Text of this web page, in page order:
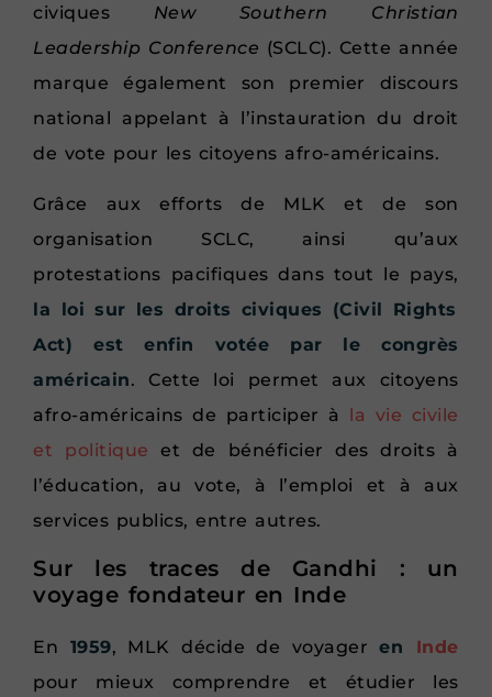
civiques New Southern Christian
Leadership Conference (SCLC). Cette année
marque également son premier discours
national appelant à l’instauration du droit
de vote pour les citoyens afro-américains.
Grâce aux efforts de MLK et de son
organisation SCLC, ainsi qu’aux
protestations pacifiques dans tout le pays,
la loi sur les droits civiques (Civil Rights
Act) est enfin votée par le congrès
américain. Cette loi permet aux citoyens
afro-américains de participer à
la vie civile
et politique et de bénéficier des droits à
l’éducation, au vote, à l’emploi et à aux
services publics, entre autres.
Sur les traces de Gandhi : un
voyage fondateur en Inde
En 1959, MLK décide de voyageren Inde
pour mieux comprendre et étudier les